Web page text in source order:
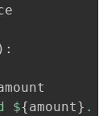
) :
${amount} .